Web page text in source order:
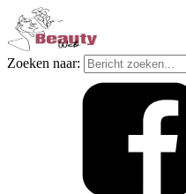
Zoeken naar: